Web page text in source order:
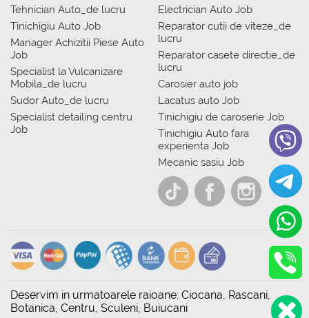
Tehnician Auto_de lucru
Tinichigiu Auto Job
Manager Achizitii Piese Auto
Job
Specialist la Vulcanizare
Mobila_de lucru
Sudor Auto_de lucru
Specialist detailing centru
Job
Electrician Auto Job
Reparator cutii de viteze_de
lucru
Reparator casete directie_de
lucru
Carosier auto job
Lacatus auto Job
Tinichigiu de caroserie Job
Tinichigiu Auto fara
experienta Job
Mecanic sasiu Job
Deservim in urmatoarele raioane: Ciocana, Rascani,
Botanica, Centru, Sculeni, Buiucani